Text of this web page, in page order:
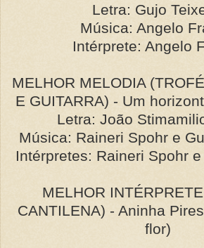
Letra: Gujo
Música: Angelo
Intérprete: Angelo
MELHOR MELODIA
E GUITARRA) - Um
Letra: João
Música: Raineri Spohr e
Intérpretes: Raineri Spohr
MELHOR
CANTILENA) - Aninha
flor)